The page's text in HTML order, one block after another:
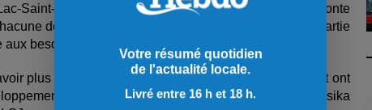
Saint-Jean ont toutefois décidé de procéder à une refonte
des caisses conservera son propre FADM, une partie
besoins de la région prise dans son ensemble.
plus d’impact dans les communautés de la région et ont
du milieu régional (FADMR) », indique Jessika
Votre résumé quotidien
de l'actualité locale.
Livré entre 16 h et 18 h.